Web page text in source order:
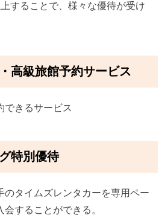
することで、様々な優待が受け
高級旅館予約サービス
できるサービス
特別優待
のタイムズレンタカーを専用ペー
することができる。